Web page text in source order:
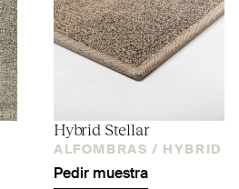
Hybrid Stellar
ALFOMBRAS / HYBRID
Pedir muestra